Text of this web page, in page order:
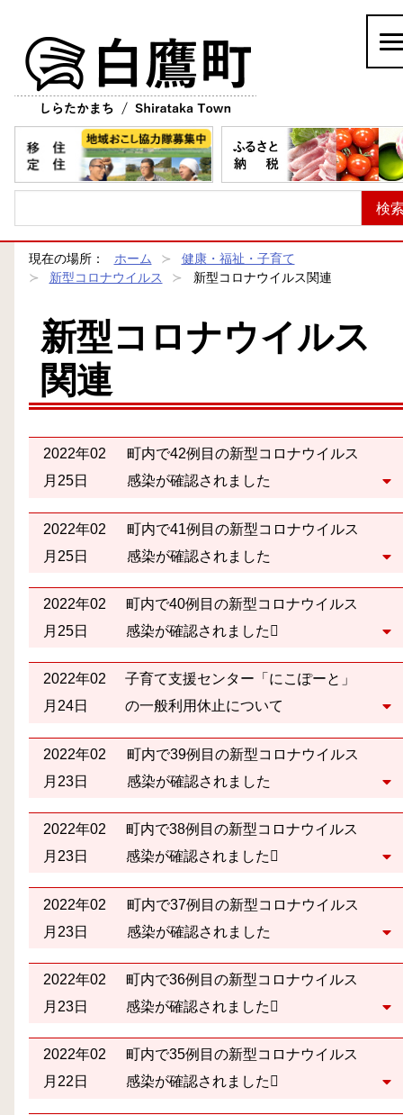
現在の場所： ホーム
健康・福祉・子育て
新型コロナウイルス
新型コロナウイルス関連
新型コロナウイルス
関連
2022年02
月25日
町内で42例目の新型コロナウイルス
感染が確認されました
2022年02
月25日
町内で41例目の新型コロナウイルス
感染が確認されました
2022年02
月25日
町内で40例目の新型コロナウイルス
感染が確認されました
2022年02
月24日
子育て支援センター「にこぽーと」
の一般利用休止について
2022年02
月23日
町内で39例目の新型コロナウイルス
感染が確認されました
2022年02
月23日
町内で38例目の新型コロナウイルス
感染が確認されました
2022年02
月23日
町内で37例目の新型コロナウイルス
感染が確認されました
2022年02
月23日
町内で36例目の新型コロナウイルス
感染が確認されました
2022年02
月22日
町内で35例目の新型コロナウイルス
感染が確認されました